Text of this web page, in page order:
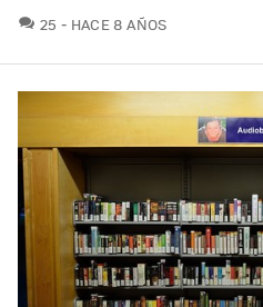
25 COMENTARIOS
HACE 8 AÑOS